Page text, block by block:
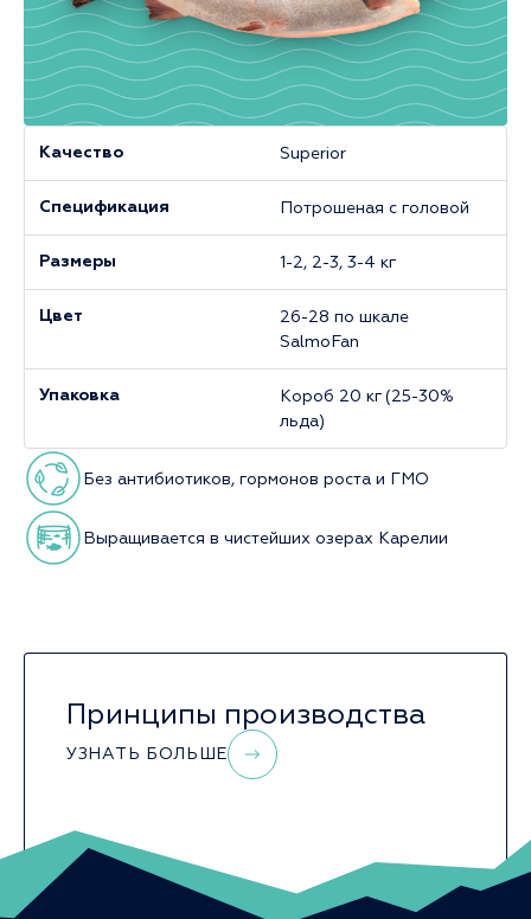
Качество Superior
Спецификация Потрошеная с головой
Размеры 1-2, 2-3, 3-4 кг
Цвет
26-28 по шкале
SalmoFan
Упаковка
Короб 20 кг (25-30%
льда)
Без антибиотиков, гормонов роста и ГМО
Выращивается в чистейших озерах Карелии
Принципы производства
УЗНАТЬ БОЛЬШЕ